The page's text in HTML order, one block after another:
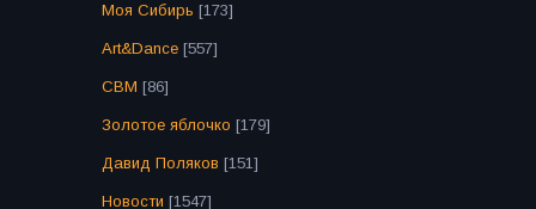
Моя Сибирь [173]
Art&Dance [557]
СВМ [86]
Золотое яблочко [179]
Давид Поляков [151]
Новости [1547]